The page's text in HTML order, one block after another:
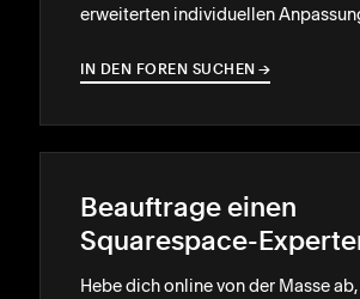
erweiterten individuellen
IN DEN FOREN SUCHEN →
→
Beauftrage einen
Squarespace-
Hebe dich online von der Masse